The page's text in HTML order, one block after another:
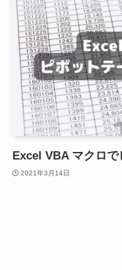
Excel VBA マクロで
2021年3月14日